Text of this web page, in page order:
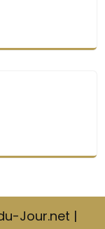
Jour.net |